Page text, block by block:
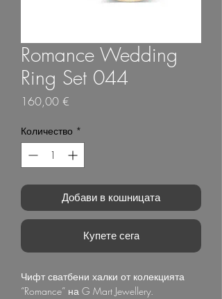
Romance Wedding
Ring Set 044
160,00 €
Количество *
Добави в кошницата
Купете сега
Чифт сватбени халки от колекцията
“Romance” на G Mart Jewellery.